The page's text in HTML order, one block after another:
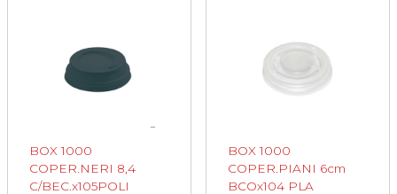
BOX 1000
COPER.NERI 8,4
C/BEC.x105POLI
BOX 1000
COPER.PIANI 6cm
BCOx104 PLA